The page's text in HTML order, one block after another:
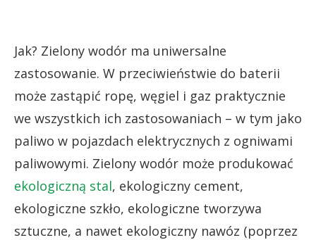
Jak? Zielony wodór ma uniwersalne
zastosowanie. W przeciwieństwie do baterii
może zastąpić ropę, węgiel i gaz praktycznie
we wszystkich ich zastosowaniach – w tym jako
paliwo w pojazdach elektrycznych z ogniwami
paliwowymi. Zielony wodór może produkować
ekologiczną stal, ekologiczny cement,
ekologiczne szkło, ekologiczne tworzywa
sztuczne, a nawet ekologiczny nawóz (poprzez